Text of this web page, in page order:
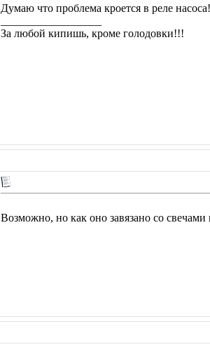
Думаю что проблема кроется в реле насоса!
За любой кипишь, кроме голодовки!!!
Возможно, но как оно завязано со